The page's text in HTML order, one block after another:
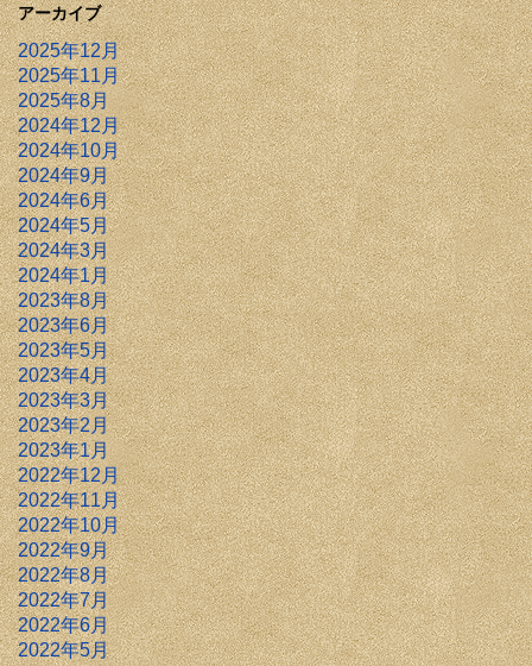
アーカイブ
2025年12月
2025年11月
2025年8月
2024年12月
2024年10月
2024年9月
2024年6月
2024年5月
2024年3月
2024年1月
2023年8月
2023年6月
2023年5月
2023年4月
2023年3月
2023年2月
2023年1月
2022年12月
2022年11月
2022年10月
2022年9月
2022年8月
2022年7月
2022年6月
2022年5月